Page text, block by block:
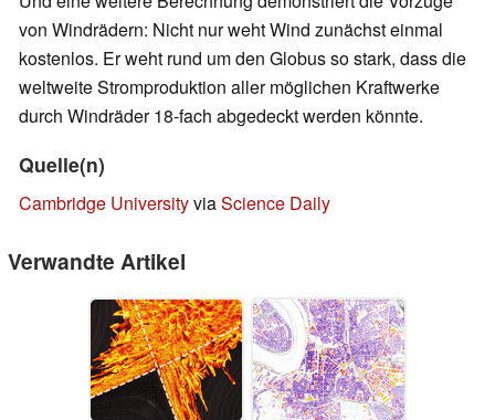
von Windrädern: Nicht nur weht Wind zunächst einmal
kostenlos. Er weht rund um den Globus so stark, dass die
weltweite Stromproduktion aller möglichen Kraftwerke
durch Windräder 18-fach abgedeckt werden könnte.
Quelle(n)
Cambridge UniversityviaScience Daily
Verwandte Artikel